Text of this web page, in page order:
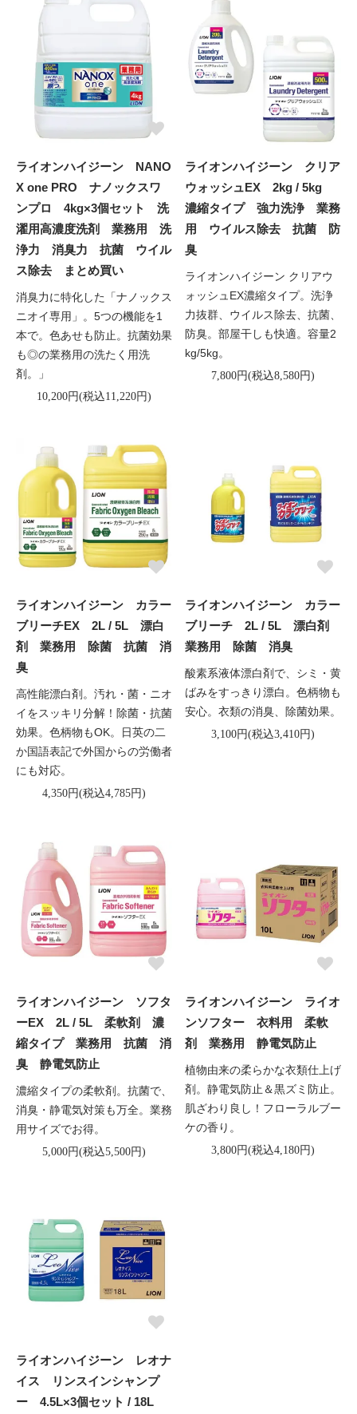
ライオンハイジーン NANO
X one PRO ナノックスワ
ンプロ 4kg×3個セット 洗
濯用高濃度洗剤 業務用 洗
浄力 消臭力 抗菌 ウイル
ス除去 まとめ買い
消臭力に特化した「ナノックス
ニオイ専用」。5つの機能を1
本で。色あせも防止。抗菌効果
も◎の業務用の洗たく用洗
剤。」
10,200円(税込11,220円)
ライオンハイジーン クリア
ウォッシュEX 2kg / 5kg
濃縮タイプ 強力洗浄 業務
用 ウイルス除去 抗菌 防
臭
ライオンハイジーン クリアウ
ォッシュEX濃縮タイプ。洗浄
力抜群、ウイルス除去、抗菌、
防臭。部屋干しも快適。容量2
kg/5kg。
7,800円(税込8,580円)
ライオンハイジーン カラー
ブリーチEX 2L / 5L 漂白
剤 業務用 除菌 抗菌 消
臭
高性能漂白剤。汚れ・菌・ニオ
イをスッキリ分解！除菌・抗菌
効果。色柄物もOK。日英の二
か国語表記で外国からの労働者
にも対応。
4,350円(税込4,785円)
ライオンハイジーン カラー
ブリーチ 2L / 5L 漂白剤
業務用 除菌 消臭
酸素系液体漂白剤で、シミ・黄
ばみをすっきり漂白。色柄物も
安心。衣類の消臭、除菌効果。
3,100円(税込3,410円)
ライオンハイジーン ソフタ
ーEX 2L / 5L 柔軟剤 濃
縮タイプ 業務用 抗菌 消
臭 静電気防止
濃縮タイプの柔軟剤。抗菌で、
消臭・静電気対策も万全。業務
用サイズでお得。
5,000円(税込5,500円)
ライオンハイジーン ライオ
ンソフター 衣料用 柔軟
剤 業務用 静電気防止
植物由来の柔らかな衣類仕上げ
剤。静電気防止＆黒ズミ防止。
肌ざわり良し！フローラルブー
ケの香り。
3,800円(税込4,180円)
ライオンハイジーン レオナ
イス リンスインシャンプ
ー 4.5L×3個セット / 18L